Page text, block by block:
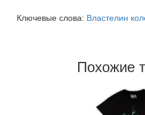
Ключевые слова: Властелин
Похожие